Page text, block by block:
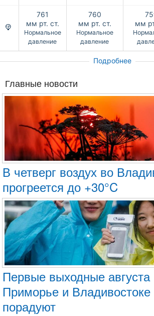
761
мм рт. ст.
Нормальное
давление
760
мм рт. ст.
Нормальное
давление
мм
Подробнее
Главные новости
В четверг воздух во
прогреется до +30°C
Первые выходные августа
Приморье и Владивостоке
порадуют